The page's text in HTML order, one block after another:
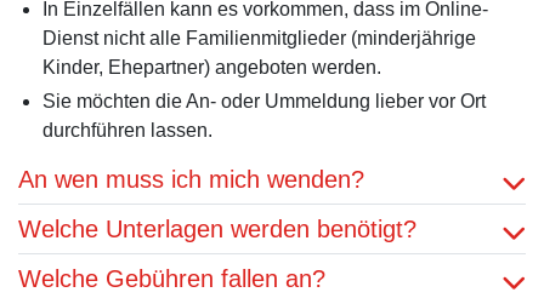
In Einzelfällen kann es vorkommen, dass im Online-
Dienst nicht alle Familienmitglieder (minderjährige
Kinder, Ehepartner) angeboten werden.
Sie möchten die An- oder Ummeldung lieber vor Ort
durchführen lassen.
An wen muss ich mich wenden?
Welche Unterlagen werden benötigt?
Welche Gebühren fallen an?